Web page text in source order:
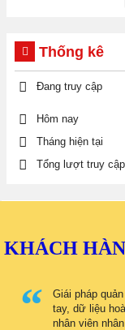
Thống kê
Đang truy cập
Hôm nay
Tháng hiện tại
Tổng lượt truy cập
KHÁCH
Giái pháp
tay, dữ liệu
nhân viên